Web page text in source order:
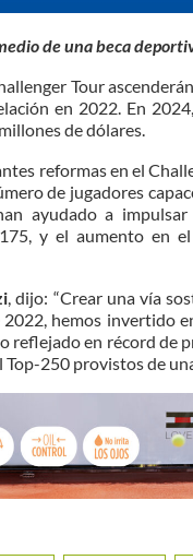
de una beca
Tour
en 2022. En
de dólares.
reformas en el
de jugadores
ayudado a
y el aumento en
, dijo: “Crear una vía
hemos invertido
reflejado en récord de
250 provistos de